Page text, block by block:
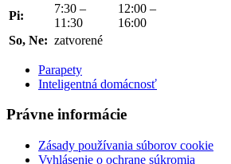
Pi:
7:30 –
11:30
12:00 –
16:00
So, Ne: zatvorené
Parapety
Inteligentná domácnosť
Právne informácie
Zásady používania súborov cookie
Vyhlásenie o ochrane súkromia